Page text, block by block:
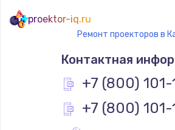
Замена голосового
490 руб.
Заказать
Замена основной
proektor-iq.ru
Ремонт проекторов в
Контактная
+7 (800)
+7 (800)